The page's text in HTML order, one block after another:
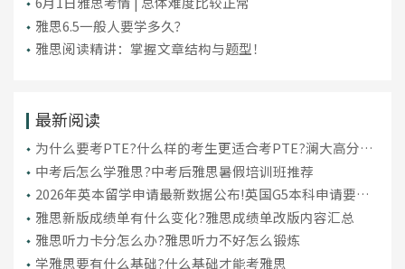
雅思6.5一般人要学多久？
雅思阅读精讲：掌握文章结构与题型！
最新阅读
为什么要考PTE?什么样的考生更适合考PTE?澜大高分学
员案例分享
中考后怎么学雅思?中考后雅思暑假培训班推荐
2026年英本留学申请最新数据公布!英国G5本科申请要求
汇总
雅思新版成绩单有什么变化?雅思成绩单改版内容汇总
雅思听力卡分怎么办?雅思听力不好怎么锻炼
学雅思要有什么基础?什么基础才能考雅思